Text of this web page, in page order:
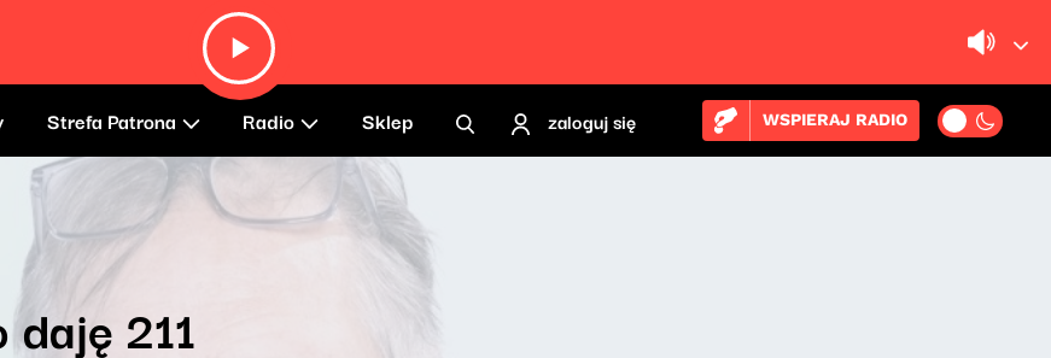
Strefa Patrona Radio Sklep zaloguj się WSPIERAJ RADIO
daję 211